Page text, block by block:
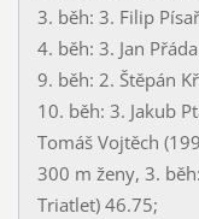
3. běh: 3. Filip
4. běh: 3. Jan
9. běh: 2. Štěpán
10. běh: 3. Jakub
Tomáš Vojtěch
300 m ženy, 3.
Triatlet) 46.75;